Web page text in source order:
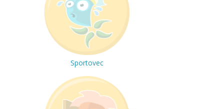
Sportovec